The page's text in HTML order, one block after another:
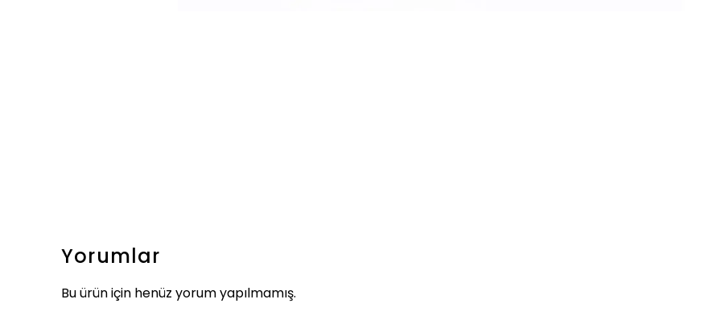
Yorumlar
Bu ürün için henüz yorum yapılmamış.